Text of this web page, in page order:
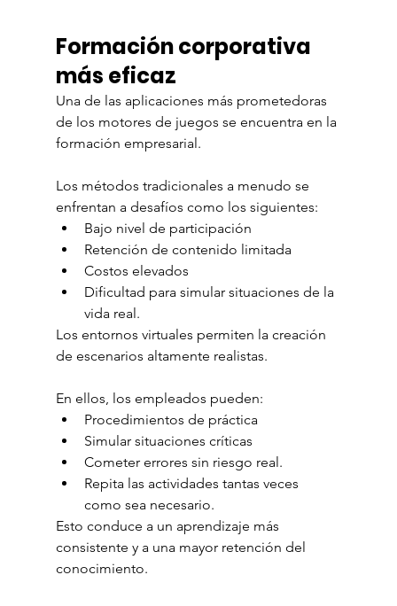
Formación corporativa
más eficaz
Una de las aplicaciones más prometedoras
de los motores de juegos se encuentra en la
formación empresarial.
Los métodos tradicionales a menudo se
enfrentan a desafíos como los siguientes:
Bajo nivel de participación
Retención de contenido limitada
Costos elevados
Dificultad para simular situaciones de la
vida real.
Los entornos virtuales permiten la creación
de escenarios altamente realistas.
En ellos, los empleados pueden:
Procedimientos de práctica
Simular situaciones críticas
Cometer errores sin riesgo real.
Repita las actividades tantas veces
como sea necesario.
Esto conduce a un aprendizaje más
consistente y a una mayor retención del
conocimiento.